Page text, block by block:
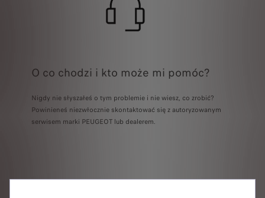
O co chodzi i kto może mi pomóc?
Nigdy nie słyszałeś o tym problemie i nie wiesz, co zrobić?
Powinieneś niezwłocznie skontaktować się z autoryzowanym
serwisem marki PEUGEOT lub dealerem.